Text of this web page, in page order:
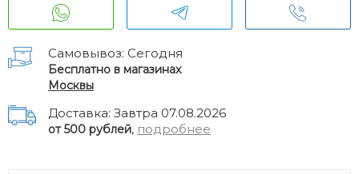
Самовывоз: Сегодня
Бесплатно в магазинах
Москвы
Доставка: Завтра 07.08.2026
от 500 рублей, подробнее